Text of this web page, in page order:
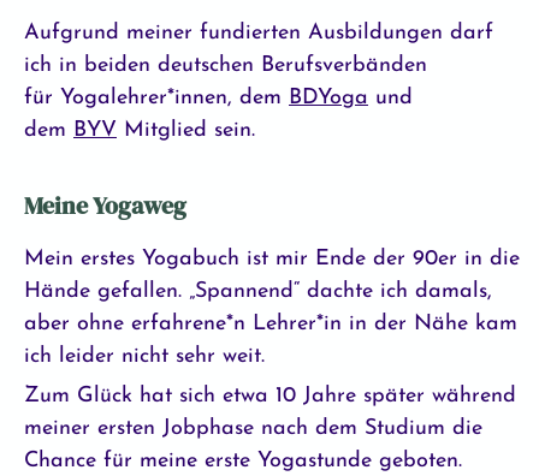
Aufgrund meiner fundierten Ausbildungen darf
ich in beiden deutschen Berufsverbänden
für Yogalehrer*innen, dem BDYoga und
dem BYV Mitglied sein.
Meine Yogaweg
Mein erstes Yogabuch ist mir Ende der 90er in die
Hände gefallen. „Spannend“ dachte ich damals,
aber ohne erfahrene*n Lehrer*in in der Nähe kam
ich leider nicht sehr weit.
Zum Glück hat sich etwa 10 Jahre später während
meiner ersten Jobphase nach dem Studium die
Chance für meine erste Yogastunde geboten.